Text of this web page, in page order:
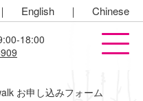
｜ English ｜ Chinese
18:00
お申し込みフォーム